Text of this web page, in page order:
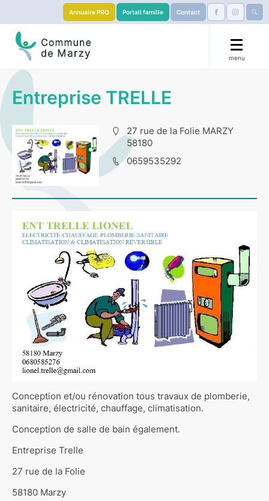
Annuaire PRO Portail famille Contact
Démarches
Éducation
Services & Culture
Visiter
menu
Entreprise TRELLE
27 rue de la Folie MARZY
58180
0659535292
Conception et/ou rénovation tous travaux de plomberie,
sanitaire, électricité, chauffage, climatisation.
Conception de salle de bain également.
Entreprise Trelle
27 rue de la Folie
58180 Marzy